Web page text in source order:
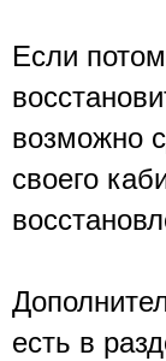
Если
возможно
своего
есть в